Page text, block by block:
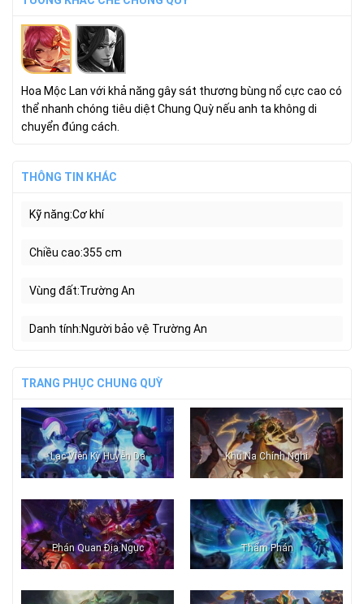
Hoa Mộc Lan với khả năng gây sát thương bùng nổ cực cao có
thể nhanh chóng tiêu diệt Chung Quỳ nếu anh ta không di
chuyển đúng cách.
THÔNG TIN KHÁC
Kỹ năng Cơ khí
Chiều cao 355 cm
Vùng đất Trường An
Danh tính Người bảo vệ Trường An
TRANG PHỤC CHUNG QUỲ
Lạc Viên Kỳ Huyễn Dạ Khu Na Chính Nghi
Phán Quan Địa Ngục Thẩm Phán